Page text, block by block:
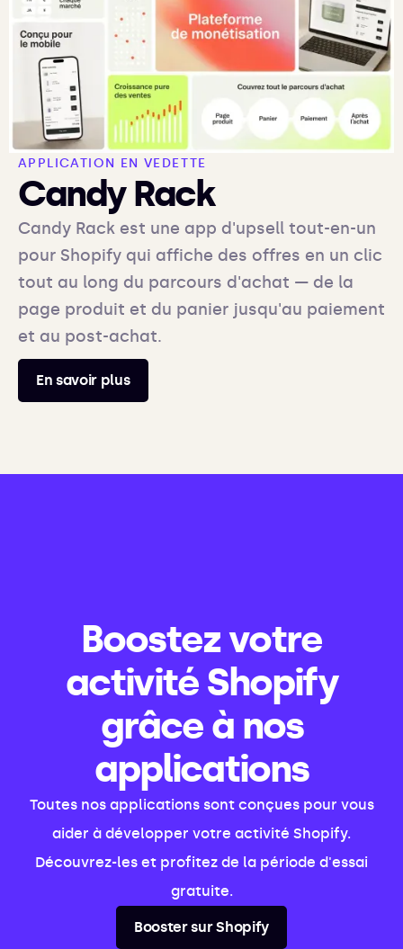
APPLICATION EN VEDETTE
Candy Rack
Candy Rack est une app d'upsell tout-en-un
pour Shopify qui affiche des offres en un clic
tout au long du parcours d'achat — de la
page produit et du panier jusqu'au paiement
et au post-achat.
En savoir plus
Boostez votre
activité Shopify
grâce à nos
applications
Toutes nos applications sont conçues pour vous
aider à développer votre activité Shopify.
Découvrez-les et profitez de la période d'essai
gratuite.
Booster sur Shopify